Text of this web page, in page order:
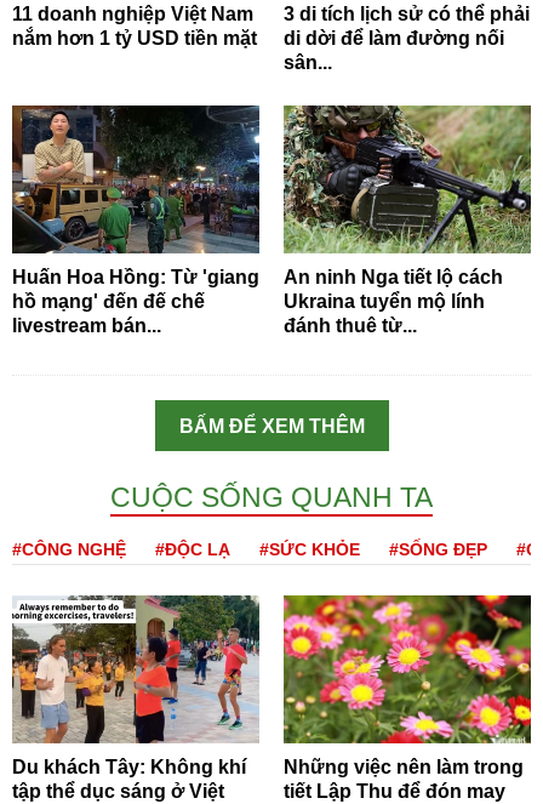
11 doanh nghiệp Việt Nam
nắm hơn 1 tỷ USD tiền mặt
3 di tích lịch sử có thể phải
di dời để làm đường nối
sân...
Huấn Hoa Hồng: Từ 'giang
hồ mạng' đến đế chế
livestream bán...
An ninh Nga tiết lộ cách
Ukraina tuyển mộ lính
đánh thuê từ...
BẤM ĐỂ XEM THÊM
CUỘC SỐNG QUANH TA
#CÔNG NGHỆ #ĐỘC LẠ #SỨC KHỎE #SỐNG ĐẸP
Du khách Tây: Không khí
tập thể dục sáng ở Việt
Những việc nên làm trong
tiết Lập Thu để đón may